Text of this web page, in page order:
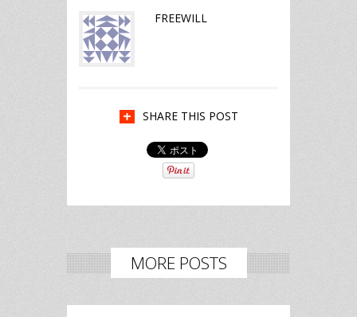
FREEWILL
SHARE THIS POST
MORE POSTS